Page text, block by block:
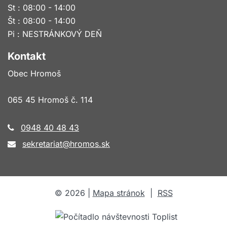
St : 08:00 - 14:00
Št : 08:00 - 14:00
Pi : NESTRÁNKOVÝ DEŇ
Kontakt
Obec Hromoš
065 45 Hromoš č. 114
0948 40 48 43
sekretariat@hromos.sk
© 2026 Mapa stránok RSS